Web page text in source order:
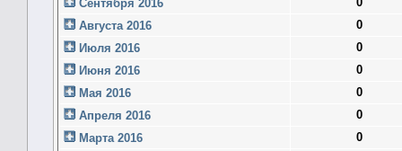
Сентября 2016
Августа 2016
0
Июля 2016
0
Июня 2016
0
Мая 2016
0
Апреля 2016
0
Марта 2016
0